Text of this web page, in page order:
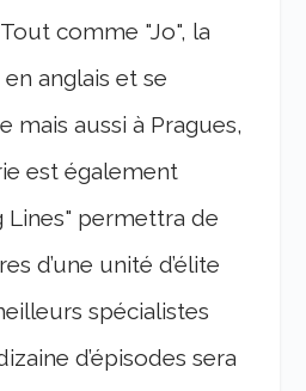
comme "Jo", la
anglais et se
mais aussi à Pragues,
est également
Lines" permettra de
d’une unité d’élite
spécialistes
d’épisodes sera